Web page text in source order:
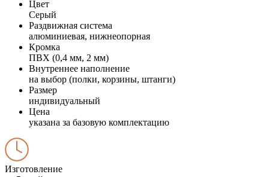
Цвет
Серый
Раздвижная система
алюминиевая, нижнеопорная
Кромка
ПВХ (0,4 мм, 2 мм)
Внутреннее наполнение
на выбор (полки, корзины, штанги)
Размер
индивидуальный
Цена
указана за базовую комплектацию
Изготовление